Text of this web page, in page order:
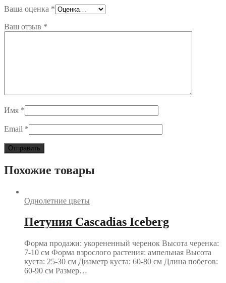
Ваша оценка *
Ваш отзыв *
Имя *
Email *
Похожие товары
Однолетние цветы
Петуния Cascadias Iceberg
Форма продажи: укорененный черенок Высота черенка:
7-10 см Форма взрослого растения: ампельная Высота
куста: 25-30 см Диаметр куста: 60-80 см Длина побегов:
60-90 см Размер…